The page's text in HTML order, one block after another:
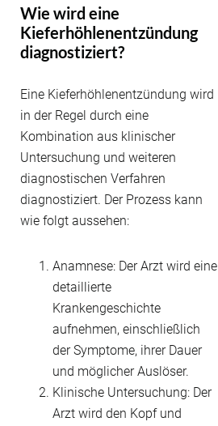
Wie wird eine
Kieferhöhlenentzündung
diagnostiziert?
Eine Kieferhöhlenentzündung wird
in der Regel durch eine
Kombination aus klinischer
Untersuchung und weiteren
diagnostischen Verfahren
diagnostiziert. Der Prozess kann
wie folgt aussehen:
Anamnese: Der Arzt wird eine
detaillierte
Krankengeschichte
aufnehmen, einschließlich
der Symptome, ihrer Dauer
und möglicher Auslöser.
Klinische Untersuchung: Der
Arzt wird den Kopf und